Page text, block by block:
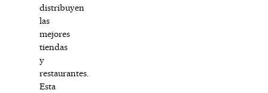
distribuyen
las
mejores
tiendas
y
restaurantes.
Esta